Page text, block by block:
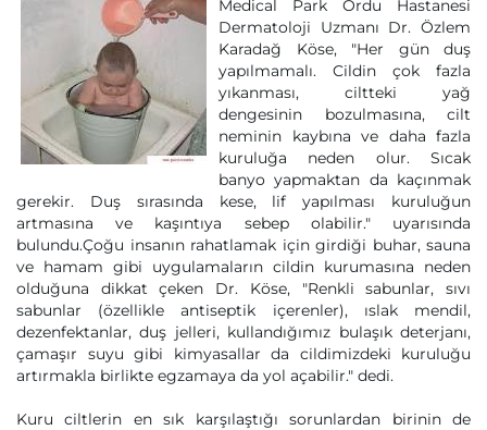
Medical Park Ordu Hastanesi
Dermatoloji Uzmanı Dr. Özlem
Karadağ Köse, "Her gün duş
yapılmamalı. Cildin çok fazla
yıkanması, ciltteki yağ
dengesinin bozulmasına, cilt
neminin kaybına ve daha fazla
kuruluğa neden olur. Sıcak
banyo yapmaktan da kaçınmak
gerekir. Duş sırasında kese, lif yapılması kuruluğun
artmasına ve kaşıntıya sebep olabilir." uyarısında
bulundu.Çoğu insanın rahatlamak için girdiği buhar, sauna
ve hamam gibi uygulamaların cildin kurumasına neden
olduğuna dikkat çeken Dr. Köse, "Renkli sabunlar, sıvı
sabunlar (özellikle antiseptik içerenler), ıslak mendil,
dezenfektanlar, duş jelleri, kullandığımız bulaşık deterjanı,
çamaşır suyu gibi kimyasallar da cildimizdeki kuruluğu
artırmakla birlikte egzamaya da yol açabilir." dedi.
Kuru ciltlerin en sık karşılaştığı sorunlardan birinin de